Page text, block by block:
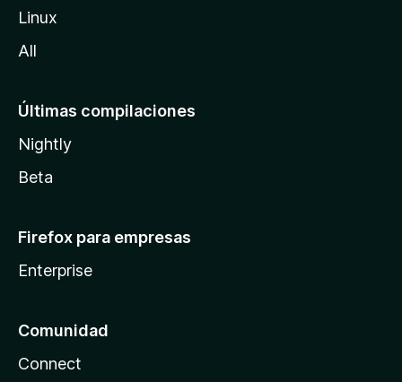
Linux
All
Últimas compilaciones
Nightly
Beta
Firefox para empresas
Enterprise
Comunidad
Connect